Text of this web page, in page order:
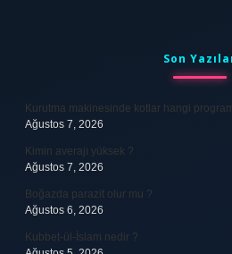
Son
Kurutma makinesinde kotlar hangi
Ağustos 7, 2026
Kimin averajı yüksek ?
Ağustos 7, 2026
Boğazda parazit olur mu ?
Ağustos 6, 2026
Kubbet-ül-İslam nedir ?